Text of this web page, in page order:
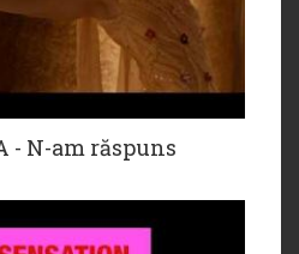
- N-am răspuns